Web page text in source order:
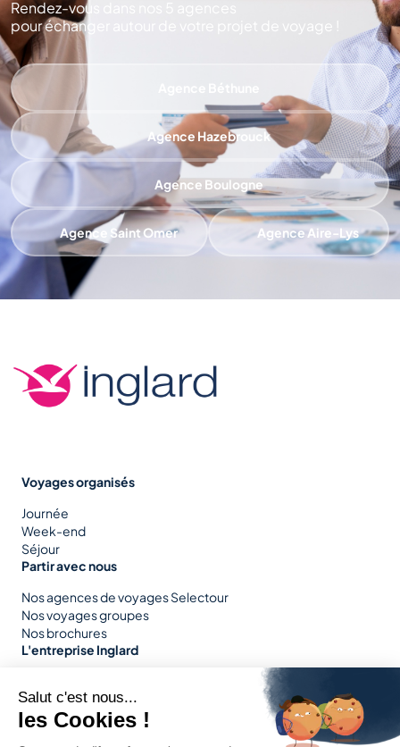
Rendez-vous dans nos 5 agences
pour échanger autour de votre projet de voyage !
Agence Hazebrouck
Agence Boulogne
Agence Saint Omer Agence Aire-Lys
Voyages organisés
Journée
Week-end
Séjour
Partir avec nous
Nos agences de voyages Selectour
Nos voyages groupes
Nos brochures
L'entreprise Inglard
Nos engagements
Notre parc